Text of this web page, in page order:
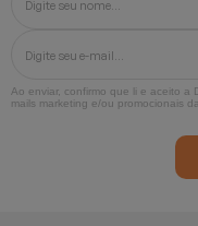
Ao enviar, confirmo que li e aceito a